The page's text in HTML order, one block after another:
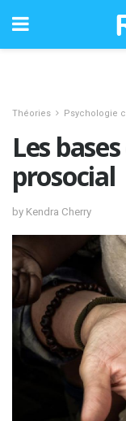
Théories Psychologie
Les
prosocial
by Kendra Cherry